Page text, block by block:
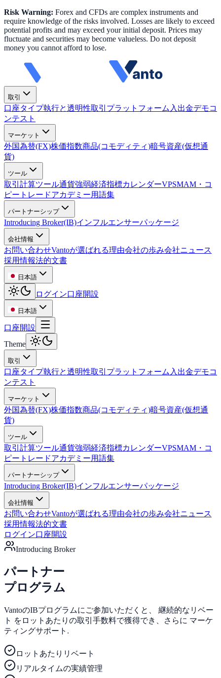
Risk Warning: Forex and CFDs are complex instruments and
require knowledge of the risks involved. Losses are likely to exceed
potential profits and may exceed your initial deposit. Prices may
fluctuate and securities may become valueless. Do not deposit
money you cannot afford to lose.
取引
口座タイプ執行と透明性取引プラットフォーム 入出金デモコ
ンテスト
マーケット
外国為替(FX)株価指数商品(コモディティ)暗号資産(仮想通
貨)
ツール
取引計算ツール通貨強弱経済指標カレンダーVPSMAM・コ
ピートレードアカデミー用語集
パートナーシップ
Introducing Broker(IB)インフルエンサーパッケージ
会社情報
お問い合わせVantoが選ばれる理由会社の歩み会社ニュース
採用情報法的文書
日本語
ログイン口座開設
日本語
口座開設
Theme
取引
口座タイプ執行と透明性取引プラットフォーム 入出金デモコ
ンテスト
マーケット
外国為替(FX)株価指数商品(コモディティ)暗号資産(仮想通
貨)
ツール
取引計算ツール通貨強弱経済指標カレンダーVPSMAM・コ
ピートレードアカデミー用語集
パートナーシップ
Introducing Broker(IB)インフルエンサーパッケージ
会社情報
お問い合わせVantoが選ばれる理由会社の歩み会社ニュース
採用情報法的文書
ログイン口座開設
Introducing Broker
パートナー
プログラム
VantoのIBプログラムにご参加いただくと、
継続的なリベー
ト をロットあたりの取引手数料で獲得でき、さらに マーケ
ティングサポート .
ロットあたりリベート
リアルタイムの実績管理